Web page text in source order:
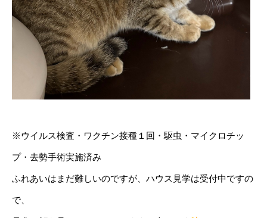
※ウイルス検査・ワクチン接種１回・駆虫・マイクロチッ
プ・去勢手術実施済み
ふれあいはまだ難しいのですが、ハウス見学は受付中ですの
で、